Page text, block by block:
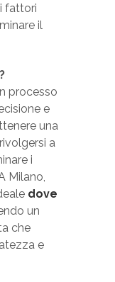
fattori
il
processo
e
una
a
i
Milano,
dove
un
che
e